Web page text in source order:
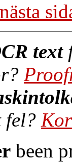
text
fel?
been